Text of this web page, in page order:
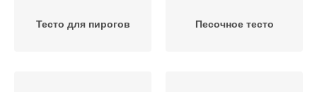
Тесто для пирогов Песочное тесто